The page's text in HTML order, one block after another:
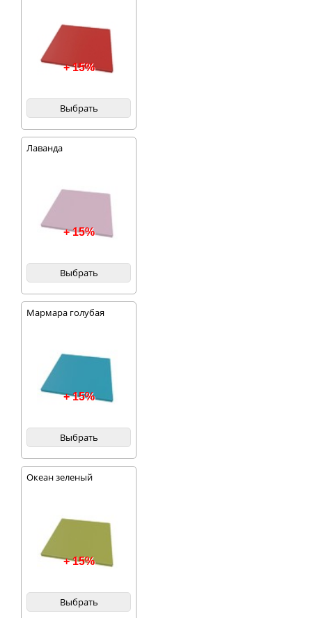
+ 15%
Выбрать
Лаванда
+ 15%
Выбрать
Мармара голубая
+ 15%
Выбрать
Океан зеленый
+ 15%
Выбрать